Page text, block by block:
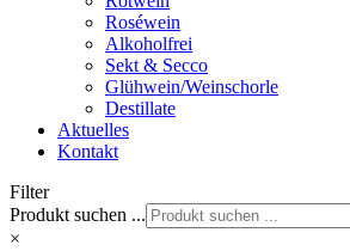
Roséwein
Alkoholfrei
Sekt & Secco
Glühwein/Weinschorle
Destillate
Aktuelles
Kontakt
Filter
Produkt suchen ...
×